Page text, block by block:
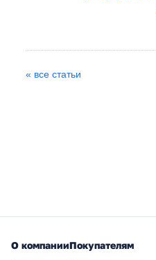
« все статьи
О компанииПокупателям